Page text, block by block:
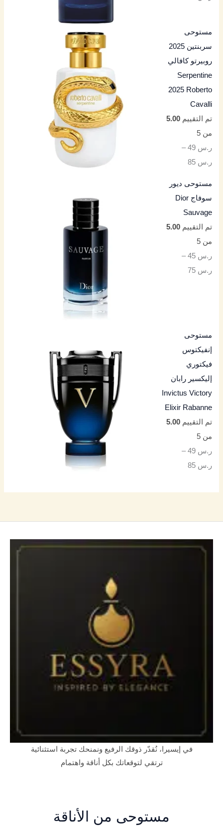
مستوحى
سربنتين 2025
روبيرتو كافالي
Serpentine
2025 Roberto
Cavalli
تم التقييم5.00
من 5
ر.س 49
–
ر.س 85
مستوحى ديور
سوفاج Dior
Sauvage
تم التقييم5.00
من 5
ر.س 45
–
ر.س 75
مستوحى
إنفيكتوس
فيكتوري
إليكسير رابان
Invictus Victory
Elixir Rabanne
تم التقييم5.00
من 5
ر.س 49
–
ر.س 85
في إيسيرا، نُقدّر ذوقك الرفيع ونمنحك تجربة استثنائية
ترتقي لتوقعاتك بكل أناقة واهتمام
مستوحى من الأناقة